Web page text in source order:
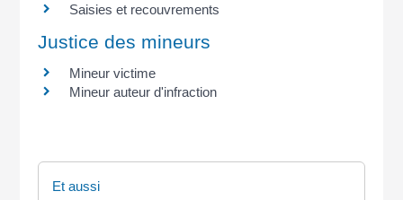
Saisies et recouvrements
Justice des mineurs
Mineur victime
Mineur auteur d'infraction
Et aussi